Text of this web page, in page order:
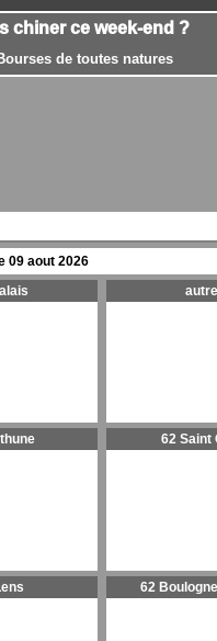
chiner ce week-end ?
de toutes natures
09 aout 2026
62 Saint
62